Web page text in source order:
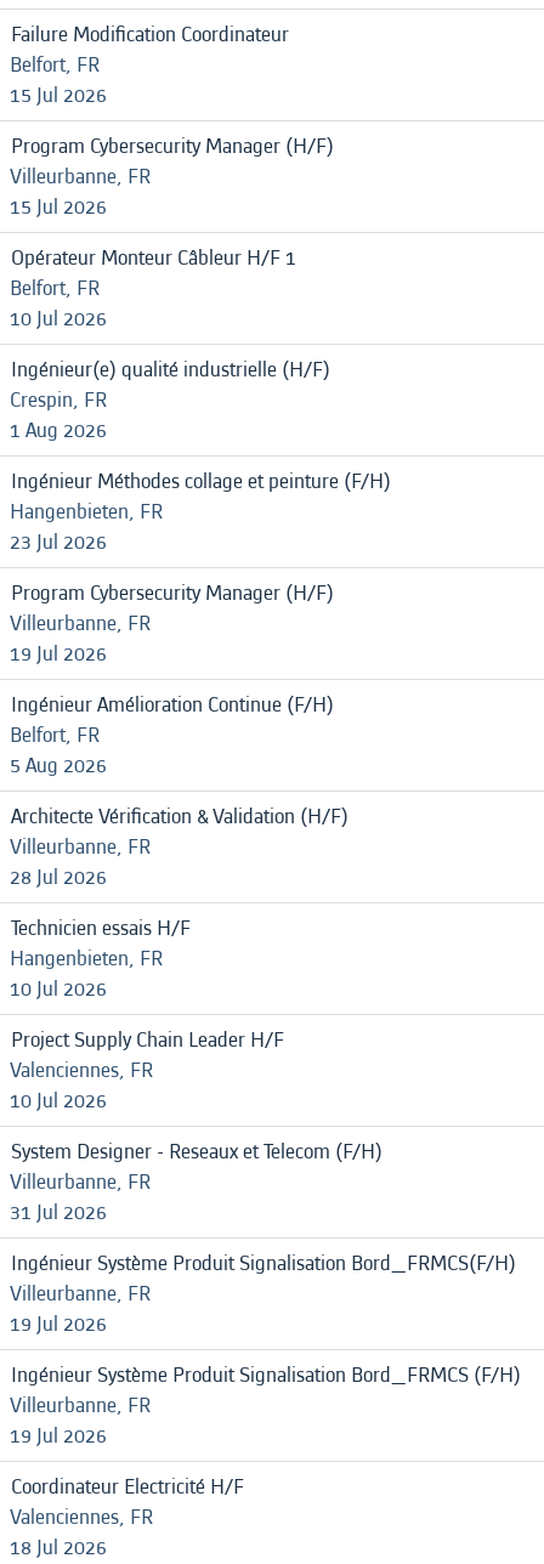
Failure Modification Coordinateur
Belfort, FR
15 Jul 2026
Program Cybersecurity Manager (H/F)
Villeurbanne, FR
15 Jul 2026
Opérateur Monteur Câbleur H/F 1
Belfort, FR
10 Jul 2026
Ingénieur(e) qualité industrielle (H/F)
Crespin, FR
1 Aug 2026
Ingénieur Méthodes collage et peinture (F/H)
Hangenbieten, FR
23 Jul 2026
Program Cybersecurity Manager (H/F)
Villeurbanne, FR
19 Jul 2026
Ingénieur Amélioration Continue (F/H)
Belfort, FR
5 Aug 2026
Architecte Vérification & Validation (H/F)
Villeurbanne, FR
28 Jul 2026
Technicien essais H/F
Hangenbieten, FR
10 Jul 2026
Project Supply Chain Leader H/F
Valenciennes, FR
10 Jul 2026
System Designer - Reseaux et Telecom (F/H)
Villeurbanne, FR
31 Jul 2026
Ingénieur Système Produit Signalisation Bord_FRMCS(F/H)
Villeurbanne, FR
19 Jul 2026
Ingénieur Système Produit Signalisation Bord_FRMCS (F/H)
Villeurbanne, FR
19 Jul 2026
Coordinateur Electricité H/F
Valenciennes, FR
18 Jul 2026